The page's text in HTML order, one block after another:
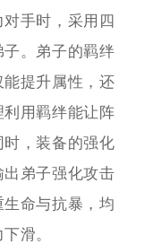
手时，采用四
。弟子的羁绊
提升属性，还
用羁绊能让阵
，装备的强化
弟子强化攻击
命与抗暴，均
滑。